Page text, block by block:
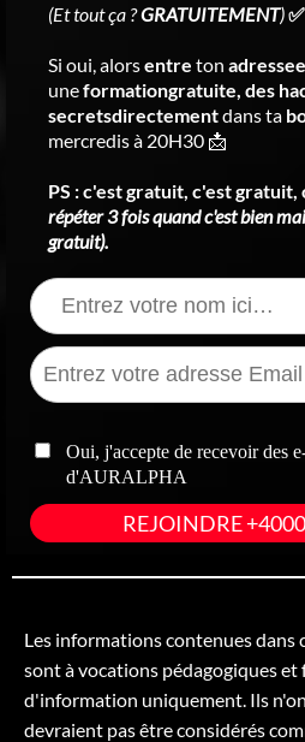
(Et tout ça ?GRATUITEMENT)✅
Si oui, alorsentre ton
uneformationgratuite, des
secretsdirectementdans ta
mercredis à 20H30 📩
PS : c'est gratuit, c'est gratuit,
répéter 3 fois quand c'est bien
gratuit).
Oui, j'accepte de recevoir des
d'AURALPHA
REJOINDRE
Les informations contenues dans
sont à vocations pédagogiques
d'information uniquement. Ils
devraient pas être considérés